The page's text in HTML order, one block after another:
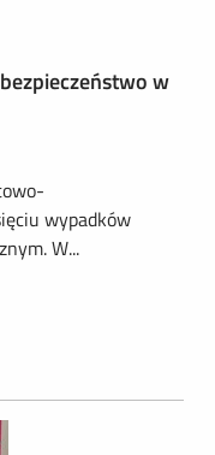
w
wypadków
W...